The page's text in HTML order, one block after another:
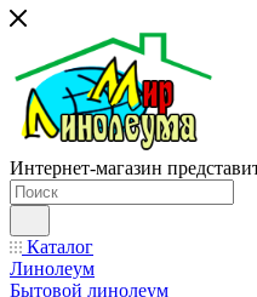
Интернет-магазин
Каталог
Линолеум
Бытовой линолеум